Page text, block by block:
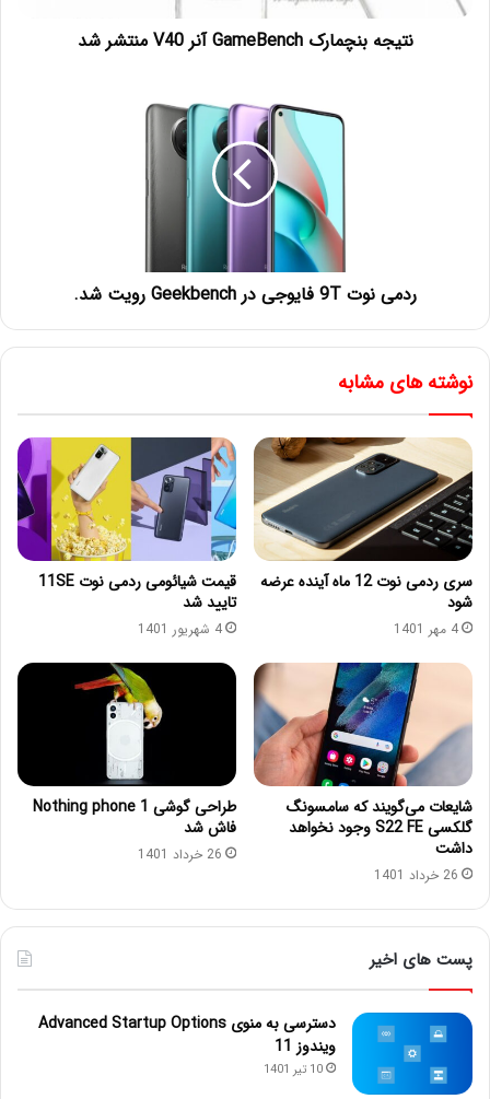
نتیجه بنچمارک GameBench آنر V40 منتشر شد
ردمی نوت 9T فایوجی در Geekbench رویت شد.
نوشته های مشابه
سری ردمی نوت 12 ماه آینده عرضه
شود
4 مهر 1401
قیمت شیائومی ردمی نوت 11SE
تایید شد
4 شهریور 1401
شایعات می‌گویند که سامسونگ
گلکسی S22 FE وجود نخواهد
داشت
26 خرداد 1401
طراحی گوشی Nothing phone 1
فاش شد
26 خرداد 1401
پست های اخیر
دسترسی به منوی Advanced Startup Options
ویندوز 11
10 تیر 1401